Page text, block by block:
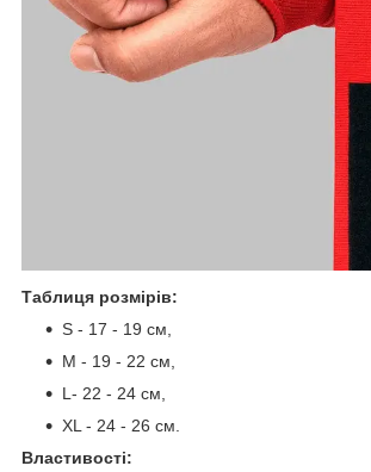
Таблиця розмірів:
S - 17 - 19 см,
M - 19 - 22 см,
L- 22 - 24 см,
XL - 24 - 26 см.
Властивості: